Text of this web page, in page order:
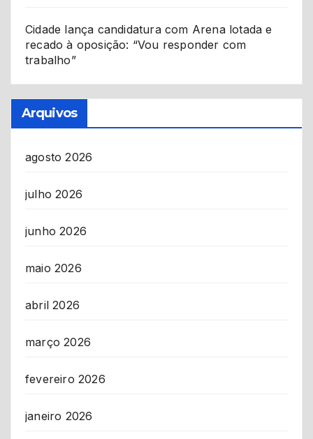
Cidade lança candidatura com Arena lotada e
recado à oposição: “Vou responder com
trabalho”
Arquivos
agosto 2026
julho 2026
junho 2026
maio 2026
abril 2026
março 2026
fevereiro 2026
janeiro 2026